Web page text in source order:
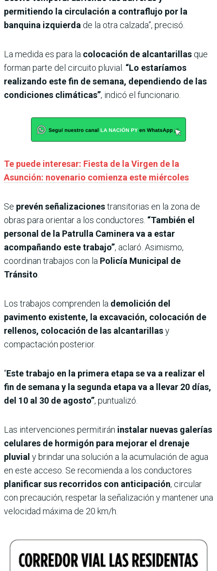
permitiendo la circulación a contraflujo por la
banquina izquierda de la otra calzada”, precisó.
La medida es para la colocación de alcantarillas que
forman parte del circuito pluvial. “Lo estaríamos
realizando este fin de semana, dependiendo de las
condiciones climáticas”, indicó el funcionario.
Te puede interesar: Fiesta de la Virgen de la
Asunción: novenario comienza este miércoles
Se prevén señalizacionestransitorias en la zona de
obras para orientar a los conductores. “También el
personal de la Patrulla Caminera va a estar
acompañando este trabajo”, aclaró. Asimismo,
coordinan trabajos con la Policía Municipal de
Tránsito
Los trabajos comprenden la demolición del
pavimento existente, la excavación, colocación de
rellenos, colocación de las alcantarillasy
compactación posterior.
“Este trabajo en la primera etapa se va a realizar el
fin de semana y la segunda etapa va a llevar 20 días,
del 10 al 30 de agosto”, puntualizó.
Las intervenciones permitirán instalar nuevas galerías
celulares de hormigón para mejorar el drenaje
pluvial y brindar una solución a la acumulación de agua
en este acceso. Se recomienda a los conductores
planificar sus recorridos con anticipación, circular
con precaución, respetar la señalización y mantener una
velocidad máxima de 20 km/h.